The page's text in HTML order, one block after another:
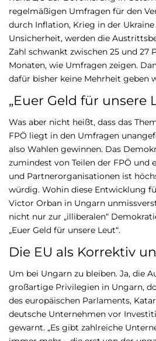
regelmäßigen Umfragen für den
durch Inflation, Krieg in der
Unsicherheit, werden die
Zahl schwankt zwischen 25 und 27
Monaten, wie Umfragen zeigen.
dafür bisher keine Mehrheit geben
„Euer Geld für unsere
Was aber nicht heißt, dass das
FPÖ liegt in den Umfragen
also Wahlen gewinnen. Das
zumindest von Teilen der FPÖ und
und Partnerorganisationen ist
würdig. Wohin diese Entwicklung
Victor Orban in Ungarn
nicht nur zur „illiberalen“
„Euer Geld für unsere Leut“.
Die EU als Korrektiv
Um bei Ungarn zu bleiben. Ja, die
großartige Privilegien in Ungarn,
des europäischen Parlaments,
deutsche Unternehmen vor
gewarnt. „Es gibt zahlreiche